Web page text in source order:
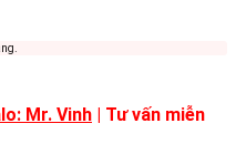
Mr. Vinh | Tư vấn miễn